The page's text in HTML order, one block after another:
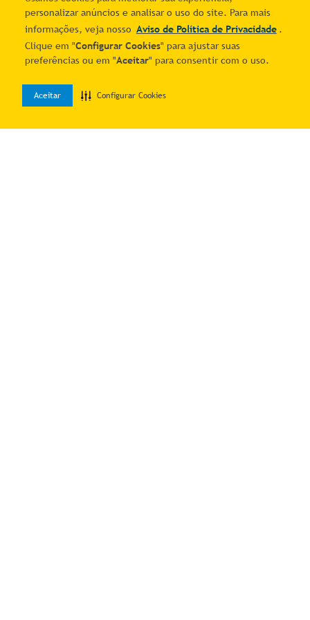
personalizar anúncios e analisar o uso do site. Para mais
informações, veja nosso Aviso de Política de Privacidade .
Clique em "Configurar Cookies" para ajustar suas
preferências ou em "Aceitar" para consentir com o uso.
Aceitar Configurar Cookies
1